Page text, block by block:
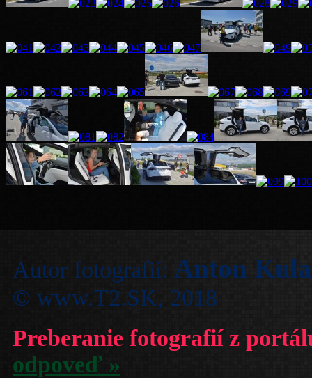
Autor fotografií: Anton
© www.T2.SK, 2018
Preberanie fotografií z
odpoveď »